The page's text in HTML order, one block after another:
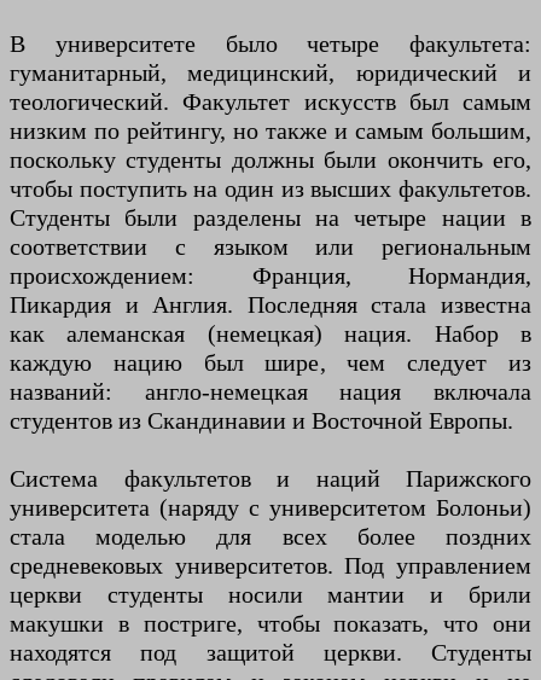
В университете было четыре факультета:
гуманитарный, медицинский, юридический и
теологический. Факультет искусств был самым
низким по рейтингу, но также и самым большим,
поскольку студенты должны были окончить его,
чтобы поступить на один из высших факультетов.
Студенты были разделены на четыре нации в
соответствии с языком или региональным
происхождением: Франция, Нормандия,
Пикардия и Англия. Последняя стала известна
как алеманская (немецкая) нация. Набор в
каждую нацию был шире, чем следует из
названий: англо-немецкая нация включала
студентов из Скандинавии и Восточной Европы.
Система факультетов и наций Парижского
университета (наряду с университетом Болоньи)
стала моделью для всех более поздних
средневековых университетов. Под управлением
церкви студенты носили мантии и брили
макушки в постриге, чтобы показать, что они
находятся под защитой церкви. Студенты